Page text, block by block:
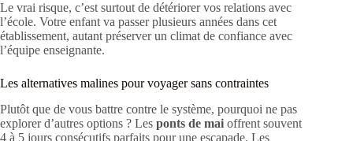
Le vrai risque, c’est surtout de détériorer vos relations avec
l’école. Votre enfant va passer plusieurs années dans cet
établissement, autant préserver un climat de confiance avec
l’équipe enseignante.
Les alternatives malines pour voyager sans contraintes
Plutôt que de vous battre contre le système, pourquoi ne pas
explorer d’autres options ? Les ponts de mai offrent souvent
4 à 5 jours consécutifs parfaits pour une escapade. Les